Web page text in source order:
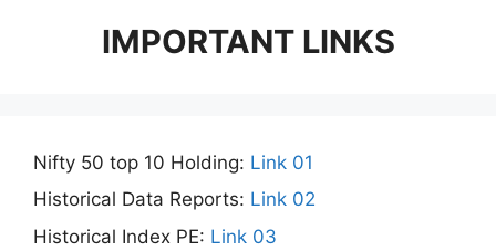
IMPORTANT LINKS
Nifty 50 top 10 Holding: Link 01
Historical Data Reports: Link 02
Historical Index PE: Link 03